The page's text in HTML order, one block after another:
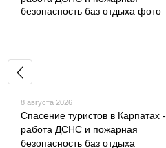
8 августа 2026
Спасение туристов в Карпатах -
работа ДСНС и пожарная
безопасность баз отдыха